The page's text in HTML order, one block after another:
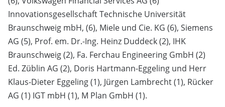
Innovationsgesellschaft Technische Universität
Braunschweig mbH, (6), Miele und Cie. KG (6), Siemens
AG (5), Prof. em. Dr.-Ing. Heinz Duddeck (2), IHK
Braunschweig (2), Fa. Ferchau Engineering GmbH (2)
Ed. Züblin AG (2), Doris Hartmann-Eggeling und Herr
Klaus-Dieter Eggeling (1), Jürgen Lambrecht (1), Rücker
AG (1) IGT mbH (1), M Plan GmbH (1).